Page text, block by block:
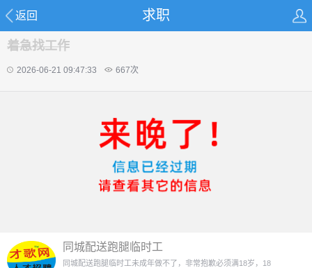
返回 求职
着急找工作
2026-06-21 09:47:33 667次
同城配送跑腿临时工
同城配送跑腿临时工未成年做不了，非常抱歉必须满18岁，18